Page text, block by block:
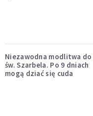
Niezawodna modlitwa do
św. Szarbela. Po 9 dniach
mogą dziać się cuda